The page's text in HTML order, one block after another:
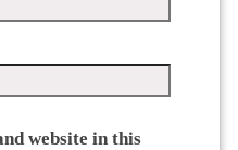
website in this